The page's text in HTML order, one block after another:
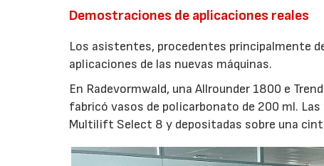
Demostraciones de aplicaciones reales
Los asistentes, procedentes principalmente
aplicaciones de las nuevas máquinas.
En Radevormwald, una Allrounder 1800 e
fabricó vasos de policarbonato de 200 ml.
Multilift Select 8 y depositadas sobre una